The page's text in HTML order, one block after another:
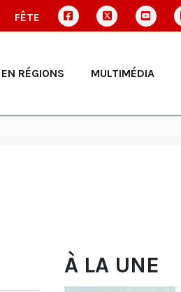
FÊTE
EN RÉGIONS MULTIMÉDIA
À LA UNE